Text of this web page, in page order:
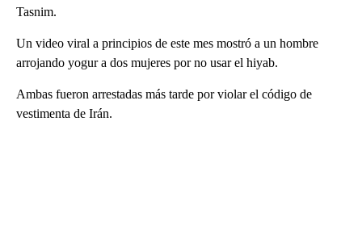
Tasnim.
Un video viral a principios de este mes mostró a un hombre
arrojando yogur a dos mujeres por no usar el hiyab.
Ambas fueron arrestadas más tarde por violar el código de
vestimenta de Irán.